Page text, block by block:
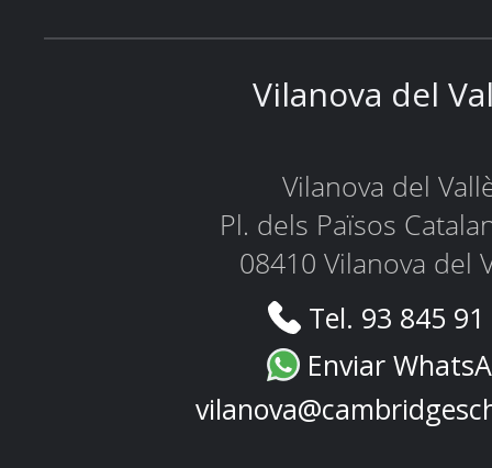
Vilanova del
Vilanova del
Pl. dels Països
08410 Vilanova del
Tel. 93 845
Enviar